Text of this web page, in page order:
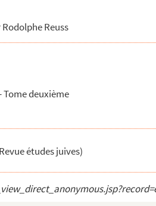
Reuss
deuxième
études juives)